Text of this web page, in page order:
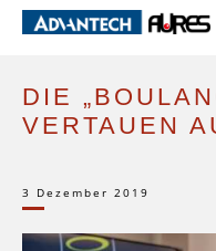
HOME SUCCESS STORIES DIE
DIE
VERTAUEN
3 Dezember 2019